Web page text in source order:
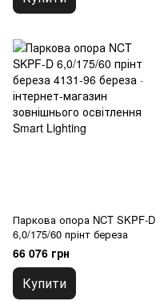
Паркова опора NCT SKPF-D
6,0/175/60 прінт береза
66 076 грн
Купити